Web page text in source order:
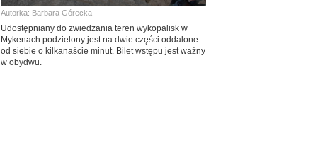
Autorka: Barbara Górecka
Udostępniany do zwiedzania teren wykopalisk w
Mykenach podzielony jest na dwie części oddalone
od siebie o kilkanaście minut. Bilet wstępu jest ważny
w obydwu.